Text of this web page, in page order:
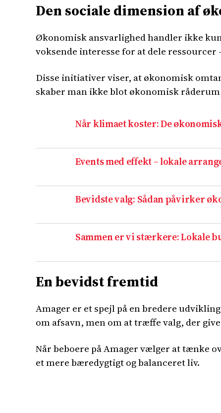
Den sociale dimension af
Økonomisk ansvarlighed handler ikke
voksende interesse for at dele
Disse initiativer viser, at økonomisk
skaber man ikke blot økonomisk
Når klimaet koster: De
Events med effekt – lokale
Bevidste valg: Sådan påvirker
Sammen er vi stærkere: Lokale
En bevidst fremtid
Amager er et spejl på en bredere
om afsavn, men om at træffe valg, der
Når beboere på Amager vælger at tænke
et mere bæredygtigt og balanceret liv.